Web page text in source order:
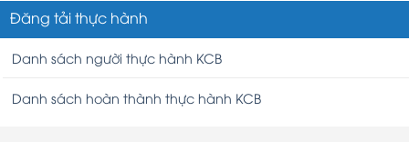
Đăng tải thực hành
Danh sách người thực hành KCB
Danh sách hoàn thành thực hành KCB